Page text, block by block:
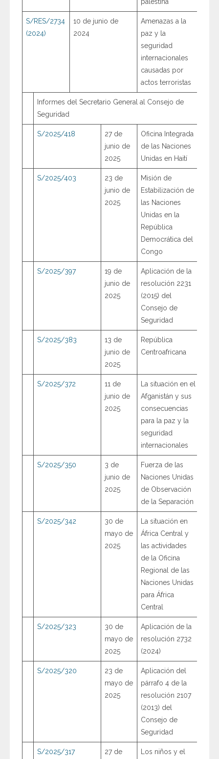
S/RES/2734
(2024)
10 de junio de
2024
Amenazas a la
paz y la
seguridad
internacionales
causadas por
actos terroristas
Informes del Secretario General al Consejo de
Seguridad
S/2025/418
27 de
junio de
2025
Oficina Integrada
de las Naciones
Unidas en Haití
S/2025/403
23 de
junio de
2025
Misión de
Estabilización de
las Naciones
Unidas en la
República
Democrática del
Congo
S/2025/397
19 de
junio de
2025
Aplicación de la
resolución 2231
(2015) del
Consejo de
Seguridad
S/2025/383
13 de
junio de
2025
República
Centroafricana
S/2025/372
11 de
junio de
2025
La situación en el
Afganistán y sus
consecuencias
para la paz y la
seguridad
internacionales
S/2025/350
3 de
junio de
2025
Fuerza de las
Naciones Unidas
de Observación
de la Separación
S/2025/342
30 de
mayo de
2025
La situación en
África Central y
las actividades
de la Oficina
Regional de las
Naciones Unidas
para África
Central
S/2025/323
30 de
mayo de
2025
Aplicación de la
resolución 2732
(2024)
S/2025/320
23 de
mayo de
2025
Aplicación del
párrafo 4 de la
resolución 2107
(2013) del
Consejo de
Seguridad
S/2025/317
27 de
Los niños y el